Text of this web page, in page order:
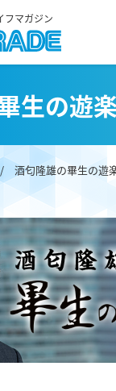
フマガジン
生の遊
酒匂隆雄の畢生の遊